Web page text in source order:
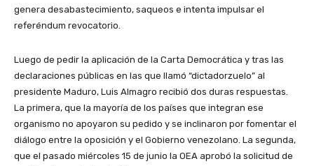
genera desabastecimiento, saqueos e intenta impulsar el
referéndum revocatorio.
Luego de pedir la aplicación de la Carta Democrática y tras las
declaraciones públicas en las que llamó “dictadorzuelo” al
presidente Maduro, Luis Almagro recibió dos duras respuestas.
La primera, que la mayoría de los países que integran ese
organismo no apoyaron su pedido y se inclinaron por fomentar el
diálogo entre la oposición y el Gobierno venezolano. La segunda,
que el pasado miércoles 15 de junio la OEA aprobó la solicitud de